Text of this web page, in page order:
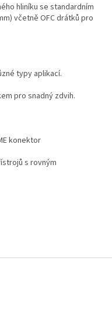
hliníku se standardním
včetně OFC drátků pro
typy aplikací.
pro snadný zdvih.
konektor
s rovným